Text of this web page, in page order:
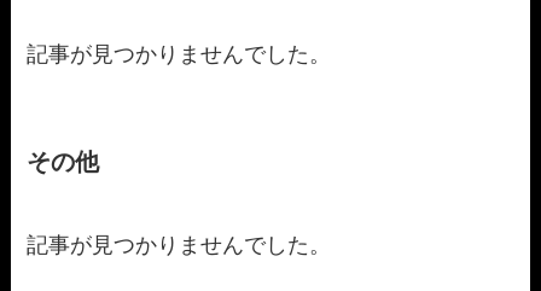
記事が見つかりませんでした。
その他
記事が見つかりませんでした。